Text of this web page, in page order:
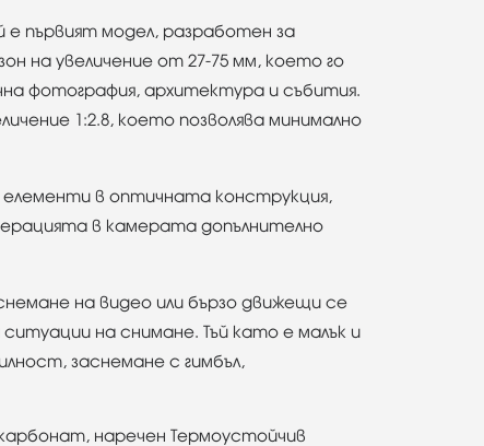
е първият модел, разработен за
на увеличение от 27-75 мм, което го
фотография, архитектура и събития.
1:2.8, което позволява минимално
в оптичната конструкция,
в камерата допълнително
на видео или бързо движещи се
на снимане. Тъй като е малък и
заснемане с гимбъл,
наречен Термоустойчив